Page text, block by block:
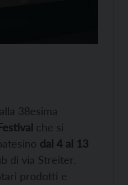
38esima
che si
dal 4 al 13
di via Streiter.
prodotti e